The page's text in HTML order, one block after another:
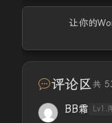
让你的
评论区共
BB霜 Lv1.